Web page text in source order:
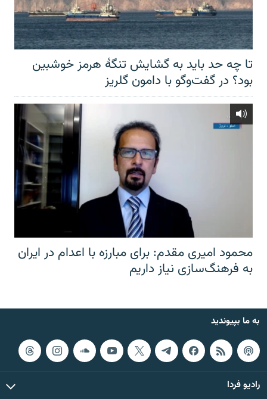
تا چه حد باید به گشایش تنگهٔ هرمز خوشبین
بود؟ در گفت‌وگو با دامون گلریز
محمود امیری مقدم: برای مبارزه با اعدام در ایران
به فرهنگ‌سازی نیاز داریم
به ما بپیوندید
رادیو فردا